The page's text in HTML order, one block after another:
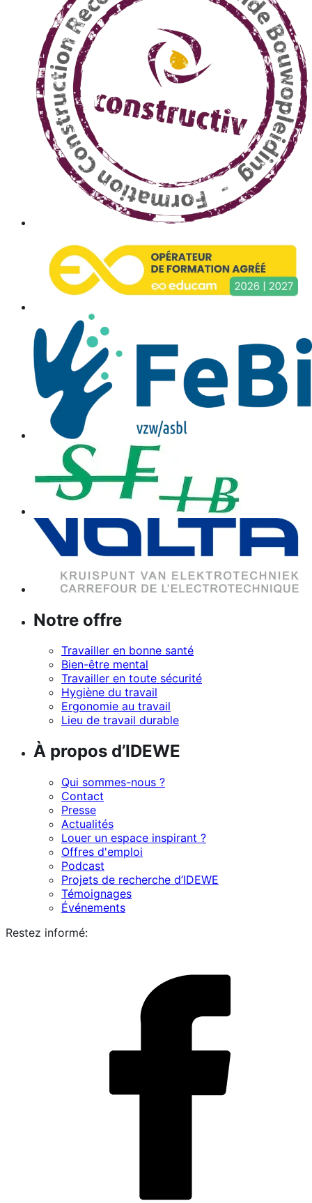
Notre offre
Travailler en bonne santé
Bien-être mental
Travailler en toute sécurité
Hygiène du travail
Ergonomie au travail
Lieu de travail durable
À propos d’IDEWE
Qui sommes-nous ?
Contact
Presse
Actualités
Louer un espace inspirant ?
Offres d'emploi
Podcast
Projets de recherche d’IDEWE
Témoignages
Événements
Restez informé: